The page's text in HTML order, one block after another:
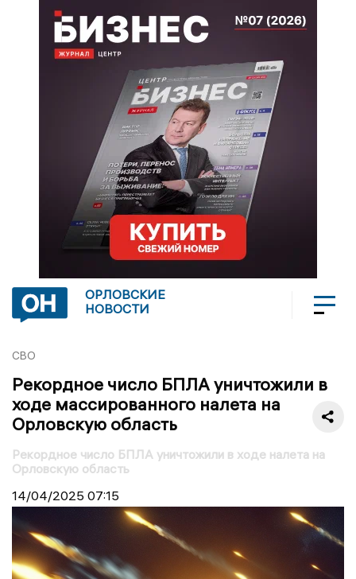
ОРЛОВСКИЕ
НОВОСТИ
СВО
Рекордное число БПЛА уничтожили в
ходе массированного налета на
Орловскую область
Рекордное число БПЛА уничтожили в ходе налета на
Орловскую область
14/04/2025 07:15